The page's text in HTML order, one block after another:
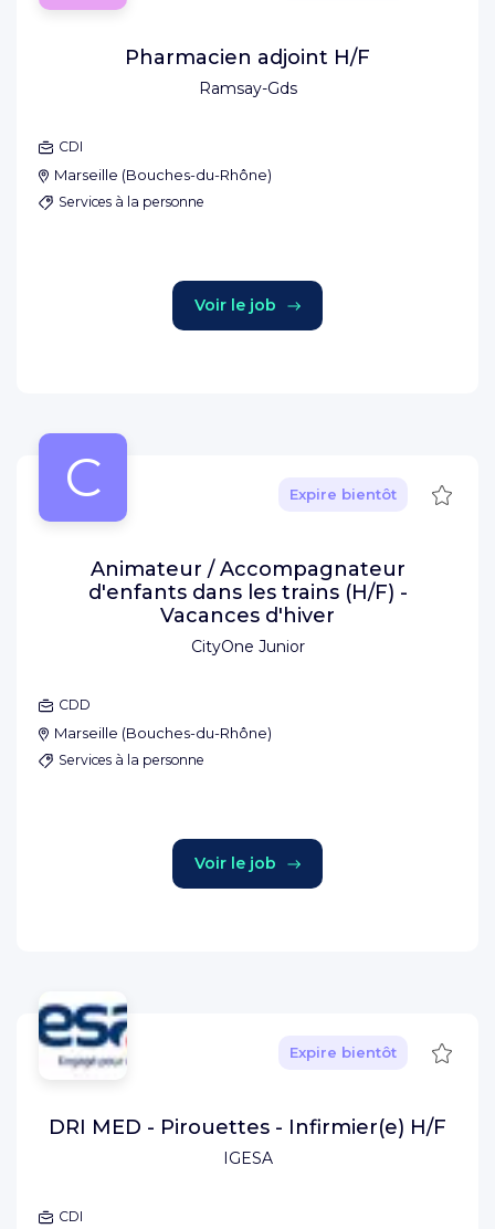
Ramsay-Gds
Pharmacien adjoint H/F
CDI
Marseille (Bouches-du-Rhône)
Services à la personne
Voir le job
C
CityOne Junior
Expire bientôt
Animateur / Accompagnateur
d'enfants dans les trains (H/F) -
Vacances d'hiver
CDD
Marseille (Bouches-du-Rhône)
Services à la personne
Voir le job
IGESA
Expire bientôt
DRI MED - Pirouettes - Infirmier(e) H/F
CDI